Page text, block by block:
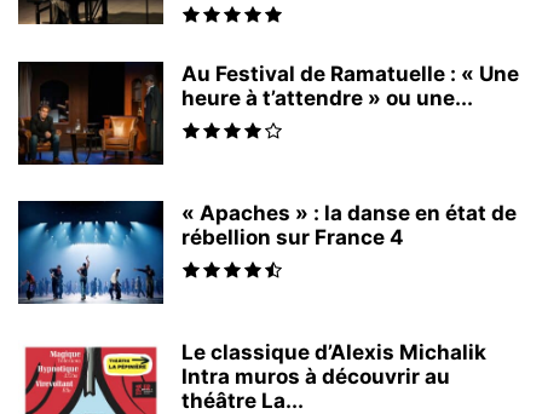
Au Festival de Ramatuelle : « Une
heure à t’attendre » ou une...
« Apaches » : la danse en état de
rébellion sur France 4
Le classique d’Alexis Michalik
Intra muros à découvrir au
théâtre La...